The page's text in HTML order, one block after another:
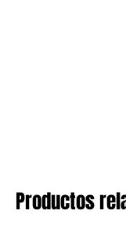
Productos